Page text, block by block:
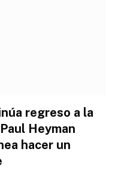
regreso a la
Heyman
hacer un